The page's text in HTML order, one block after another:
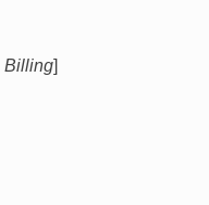
Billing]